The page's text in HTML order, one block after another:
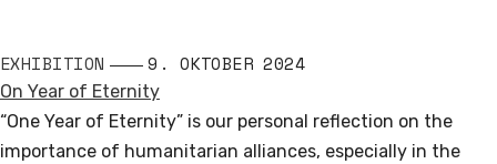
EXHIBITION 9. OKTOBER 2024
On Year of Eternity
“One Year of Eternity” is our personal reflection on the
importance of humanitarian alliances, especially in the